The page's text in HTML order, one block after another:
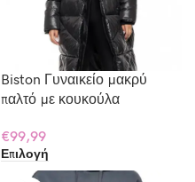
Biston Γυναικείο μακρύ
παλτό με κουκούλα
€99,99
Επιλογή